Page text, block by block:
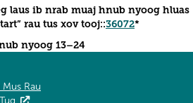
laus ib nrab muaj hnub nyoog hluas
rau tus xov tooj::36072*
nyoog 13–24
Rau